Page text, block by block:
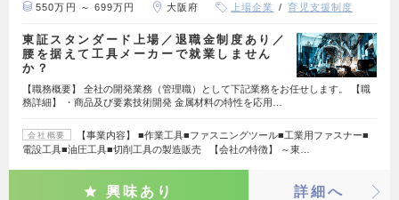
550万円 ～ 699万円 大阪府 上場企業 育児支援制度
東証スタンダード上場／退職金制度あり／
腰を据えて工具メーカーで就業しません
か？
【職務概要】 全社の開発業務（管理職）として下記業務をお任せします。 【職
務詳細】 ・商品及び要素技術開発 金属材料の特性を応用…
会社概要
【事業内容】 ■作業工具■ファスニングツール■工業用ファスナー■
電設工具■油圧工具■切削工具の製造販売 【会社の特徴】 ～東…
興味あり 詳細へ